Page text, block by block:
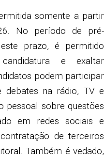
somente a partir
No período de pré-
prazo, é permitido
e exaltar
podem participar
debates na rádio, TV e
pessoal sobre questões
em redes sociais e
de terceiros
Também é vedado,